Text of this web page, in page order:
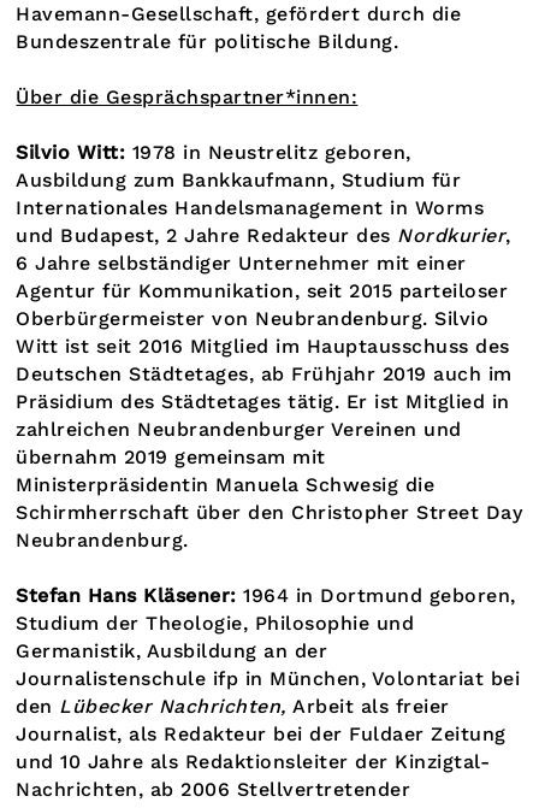
Havemann-Gesellschaft, gefördert durch die
Bundeszentrale für politische Bildung.
Über die Gesprächspartner*innen:
Silvio Witt: 1978 in Neustrelitz geboren,
Ausbildung zum Bankkaufmann, Studium für
Internationales Handelsmanagement in Worms
und Budapest, 2 Jahre Redakteur des Nordkurier,
6 Jahre selbständiger Unternehmer mit einer
Agentur für Kommunikation, seit 2015 parteiloser
Oberbürgermeister von Neubrandenburg. Silvio
Witt ist seit 2016 Mitglied im Hauptausschuss des
Deutschen Städtetages, ab Frühjahr 2019 auch im
Präsidium des Städtetages tätig. Er ist Mitglied in
zahlreichen Neubrandenburger Vereinen und
übernahm 2019 gemeinsam mit
Ministerpräsidentin Manuela Schwesig die
Schirmherrschaft über den Christopher Street Day
Neubrandenburg.
Stefan Hans Kläsener:1964 in Dortmund geboren,
Studium der Theologie, Philosophie und
Germanistik, Ausbildung an der
Journalistenschule ifp in München, Volontariat bei
den Lübecker Nachrichten,Arbeit als freier
Journalist, als Redakteur bei der Fuldaer Zeitung
und 10 Jahre als Redaktionsleiter der Kinzigtal-
Nachrichten, ab 2006 Stellvertretender